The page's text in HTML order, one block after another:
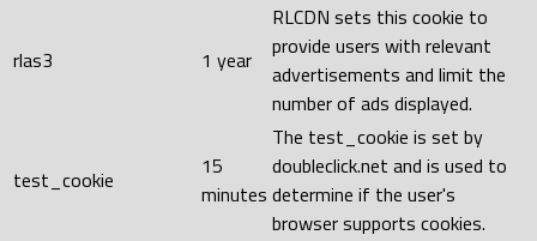
rlas3 1 year
RLCDN sets this cookie to
provide users with relevant
advertisements and limit the
number of ads displayed.
test_cookie
15
minutes
The test_cookie is set by
doubleclick.net and is used to
determine if the user's
browser supports cookies.